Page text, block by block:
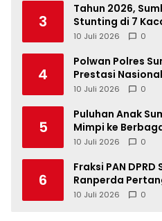
3
Tahun 2026,
Stunting di 7
10 Juli 2026 0
4
Polwan Polres
Prestasi Nasional
10 Juli 2026 0
5
Puluhan Anak
Mimpi ke
Indonesia
10 Juli 2026 0
6
Fraksi PAN
Ranperda
2025, Soroti
10 Juli 2026 0